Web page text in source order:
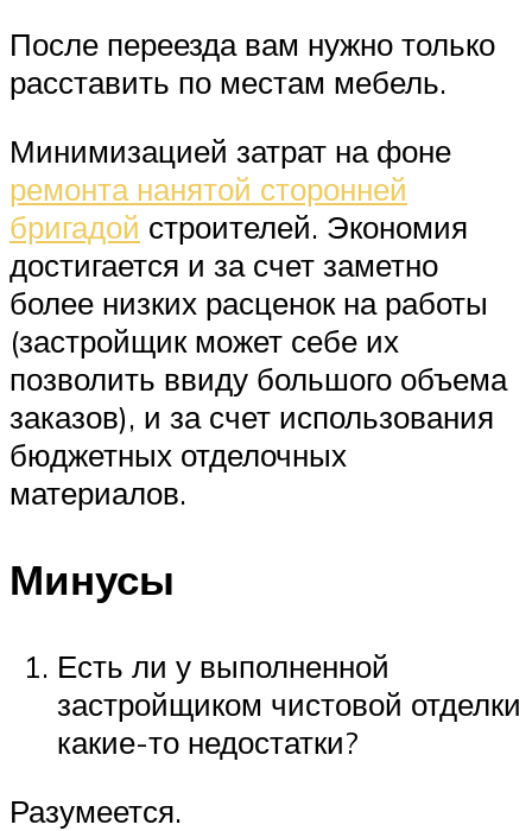
После переезда вам нужно только
расставить по местам мебель.
Минимизацией затрат на фоне
ремонта нанятой сторонней
бригадой строителей. Экономия
достигается и за счет заметно
более низких расценок на работы
(застройщик может себе их
позволить ввиду большого объема
заказов), и за счет использования
бюджетных отделочных
материалов.
Минусы
Есть ли у выполненной
застройщиком чистовой отделки
какие-то недостатки?
Разумеется.